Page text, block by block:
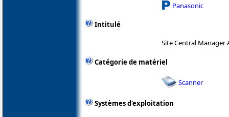
Panasonic
Intitulé
Site Central Manager
Catégorie de matériel
Scanner
Systèmes d'exploitation